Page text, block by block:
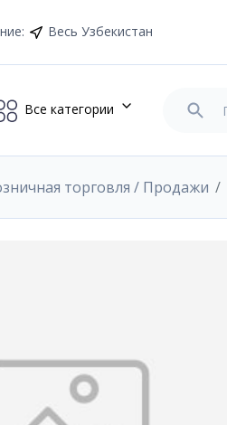
: Весь Узбекистан
Все категории
торговля / Продажи